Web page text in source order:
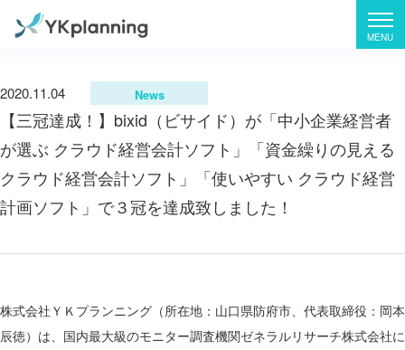
2020.11.04 News
【三冠達成！】bixid（ビサイド）が「中小企業経営者
が選ぶ クラウド経営会計ソフト」「資金繰りの見える
クラウド経営会計ソフト」「使いやすい クラウド経営
計画ソフト」で３冠を達成致しました！
株式会社ＹＫプランニング（所在地：山口県防府市、代表取締役：岡本
辰徳）は、国内最大級のモニター調査機関ゼネラルリサーチ株式会社に